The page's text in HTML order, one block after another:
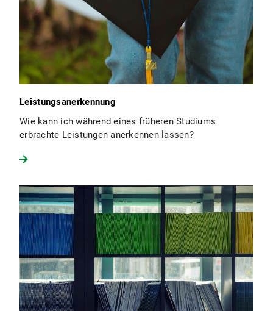
Leistungsanerkennung
Wie kann ich während eines früheren Studiums
erbrachte Leistungen anerkennen lassen?